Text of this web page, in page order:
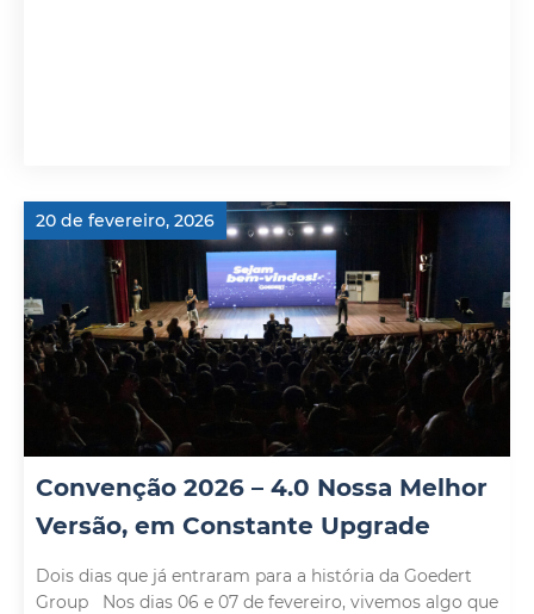
20 de fevereiro, 2026
Convenção 2026 – 4.0 Nossa Melhor
Versão, em Constante Upgrade
Dois dias que já entraram para a história da Goedert
Group Nos dias 06 e 07 de fevereiro, vivemos algo que